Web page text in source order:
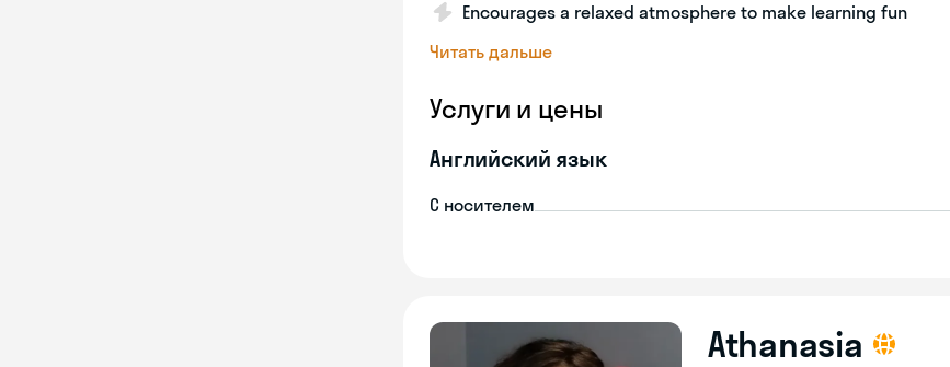
Encourages a relaxed atmosphere to make learning fun
Читать дальше
Услуги и цены
Английский язык
С носителем
Athanasia